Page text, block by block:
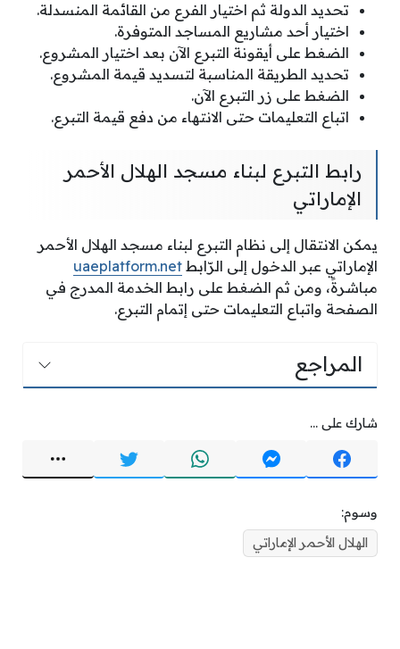
تحديد الدولة ثم اختيار الفرع من القائمة المنسدلة.
اختيار أحد مشاريع المساجد المتوفرة.
الضغط على أيقونة التبرع الآن بعد اختيار المشروع.
تحديد الطريقة المناسبة لتسديد قيمة المشروع.
الضغط على زر التبرع الآن.
اتباع التعليمات حتى الانتهاء من دفع قيمة التبرع.
رابط التبرع لبناء مسجد الهلال الأحمر
الإماراتي
يمكن الانتقال إلى نظام التبرع لبناء مسجد الهلال الأحمر
الإماراتي عبر الدخول إلى الرّابط uaeplatform.net
مباشرةً، ومن ثم الضغط على رابط الخدمة المدرج في
الصفحة واتباع التعليمات حتى إتمام التبرع.
المراجع
شارك على ...
وسوم:
الهلال الأحمر الإماراتي